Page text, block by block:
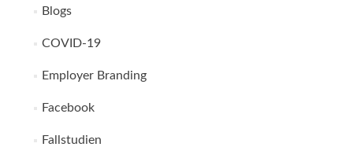
Blogs
COVID-19
Employer Branding
Facebook
Fallstudien